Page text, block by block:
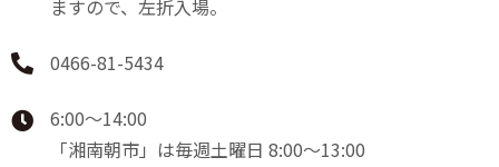
ますので、左折入場。
0466-81-5434
6:00〜14:00
「湘南朝市」は毎週土曜日 8:00〜13:00